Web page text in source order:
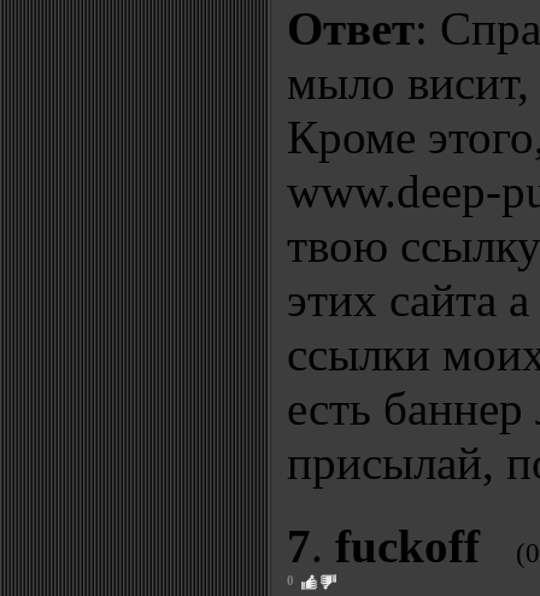
Ответ:
мыло висит,
Кроме
www.deep-
твою
этих сайта
ссылки
есть
присылай,
7. fuckoff
0